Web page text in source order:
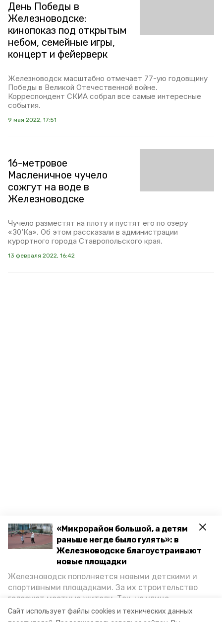
Сайт использует файлы cookies и технических данных
«Микрорайон большой, а детям
раньше негде было гулять»: в
Железноводске благоустраивают
новые площадки
Железноводск пополняется новыми детскими и
спортивными площадками. За их строительство
голосуют местные жители. Так, на улице
Октябрьской уже появилось современное
День Победы в
Железноводске:
кинопоказ под открытым
небом, семейные игры,
концерт и фейерверк
Железноводск масштабно отмечает 77-ую годовщину
Победы в Великой Отечественной войне.
Корреспондент СКИА собрал все самые интересные
события.
9 мая 2022, 17:51
16-метровое
Масленичное чучело
сожгут на воде в
Железноводске
Чучело разместят на плоту и пустят его по озеру
«30’Ка». Об этом рассказали в администрации
курортного города Ставропольского края.
13 февраля 2022, 16:42
Новости
Статьи
О компании